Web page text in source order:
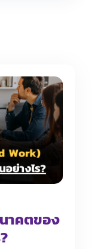
าคตของ